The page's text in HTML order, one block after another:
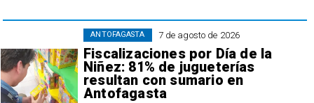
7 de agosto de 2026
Fiscalizaciones por Día de la
Niñez: 81% de jugueterías
resultan con sumario en
Antofagasta
ANTOFAGASTA